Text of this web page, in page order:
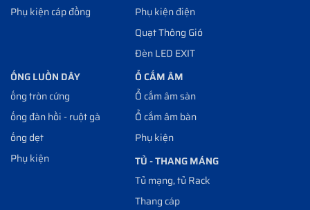
Phụ kiện cáp đồng
Phụ kiện điện
Quạt Thông Gió
Đèn LED EXIT
ỐNG LUỒN DÂY
ống tròn cứng
ống đàn hồi - ruột gà
ống dẹt
Phụ kiện
Ổ CẮM ÂM
Ổ cắm âm sàn
Ổ cắm âm bàn
Phụ kiện
TỦ - THANG MÁNG
Tủ mạng, tủ Rack
Thang cáp